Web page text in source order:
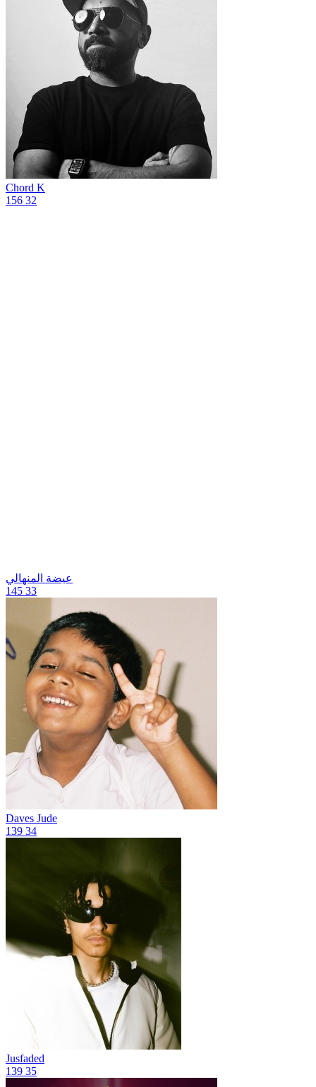
Chord K
156 32
عيضة المنهالي
145 33
Daves Jude
139 34
Jusfaded
139 35